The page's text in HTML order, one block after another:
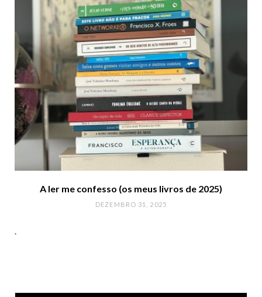
A ler me confesso (os meus livros de 2025)
DEZEMBRO 31, 2025
.